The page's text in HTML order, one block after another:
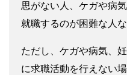
思がない人、ケガや病
就職するのが困難な人
ただし、ケガや病気、
に求職活動を行えない